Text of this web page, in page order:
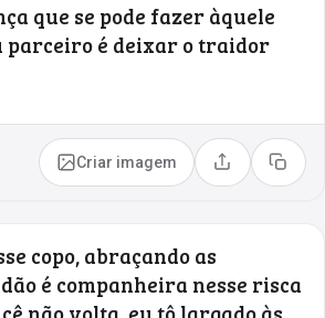
que se pode fazer àquele
parceiro é deixar o traidor
Criar imagem Compartilhar
Copiar
copo, abraçando as
é companheira nesse risca